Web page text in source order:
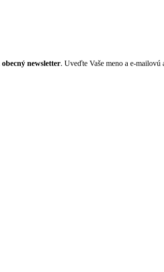
obecný newsletter. Uveďte Vaše meno a e-mailovú